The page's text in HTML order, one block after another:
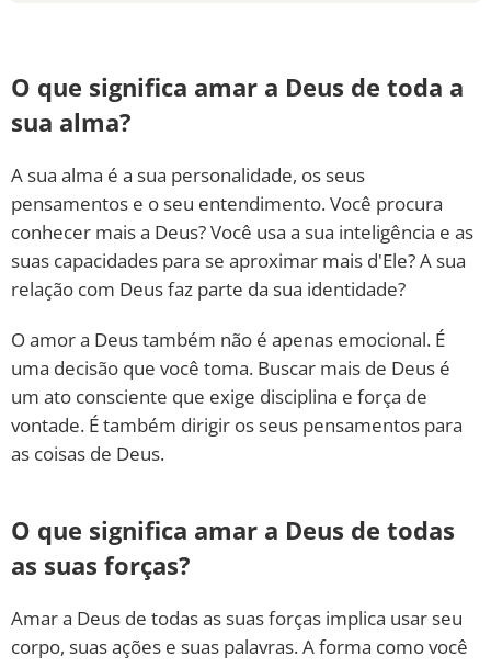
O que significa amar a Deus de toda a
sua alma?
A sua alma é a sua personalidade, os seus
pensamentos e o seu entendimento. Você procura
conhecer mais a Deus? Você usa a sua inteligência e as
suas capacidades para se aproximar mais d'Ele? A sua
relação com Deus faz parte da sua identidade?
O amor a Deus também não é apenas emocional. É
uma decisão que você toma. Buscar mais de Deus é
um ato consciente que exige disciplina e força de
vontade. É também dirigir os seus pensamentos para
as coisas de Deus.
O que significa amar a Deus de todas
as suas forças?
Amar a Deus de todas as suas forças implica usar seu
corpo, suas ações e suas palavras. A forma como você